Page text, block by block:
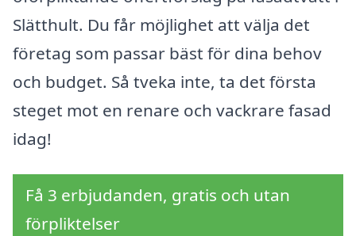
Slätthult. Du får möjlighet att välja det
företag som passar bäst för dina behov
och budget. Så tveka inte, ta det första
steget mot en renare och vackrare fasad
idag!
Få 3 erbjudanden, gratis och utan
förpliktelser